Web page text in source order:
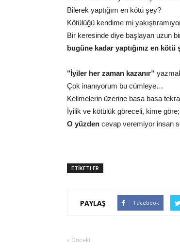
Bilerek yaptığım en kötü şey?
Kötülüğü kendime mi
Bir keresinde diye başlayan uzun
bugüne kadar yaptığınız en kötü
"İyiler her zaman kazanır”
Çok inanıyorum bu cümleye…
Kelimelerin üzerine basa basa
İyilik ve kötülük göreceli, kime
O yüzden cevap veremiyor insan
ETİKETLER
PAYLAŞ Facebook
« Önceki